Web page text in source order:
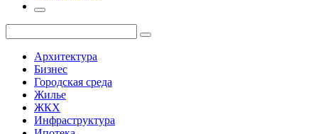
Архитектура
Бизнес
Городская среда
Жилье
ЖКХ
Инфраструктура